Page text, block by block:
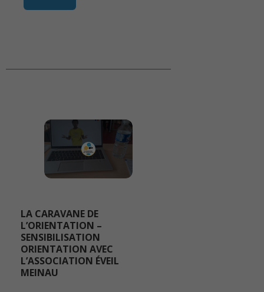
LA CARAVANE DE
L’ORIENTATION –
SENSIBILISATION
ORIENTATION AVEC
L’ASSOCIATION ÉVEIL
MEINAU